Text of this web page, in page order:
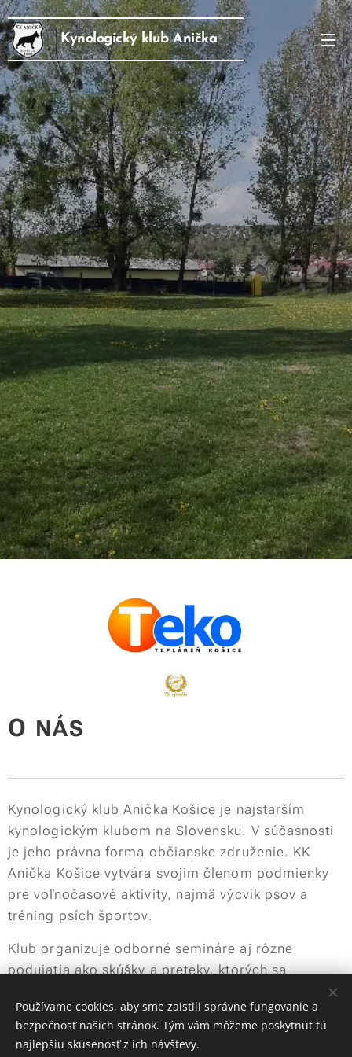
Kynologický klub Anička
Košice
O NÁS
Kynologický klub Anička Košice je najstarším
kynologickým klubom na Slovensku. V súčasnosti
je jeho právna forma občianske združenie. KK
Anička Košice vytvára svojim členom podmienky
pre voľnočasové aktivity, najmä výcvik psov a
tréning psích športov.
Klub organizuje odborné semináre aj rôzne
podujatia ako skúšky a preteky, ktorých sa
Slovensku ako aj zo zahraničia.
Používame cookies, aby sme zaistili správne fungovanie a
bezpečnosť našich stránok. Tým vám môžeme poskytnúť tú
najlepšiu skúsenosť z ich návštevy.